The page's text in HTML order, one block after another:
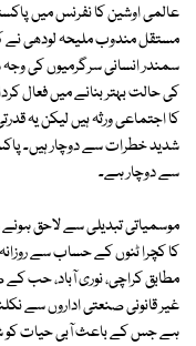
عالمی اوشین کا نفرنس میں
مستقل مندوب ملیحہ لودھی نے
سمندر انسانی سرگرمیوں کی
کی حالت بہتر بنانے میں فعال
کا اجتماعی ورثہ ہیں لیکن یہ
سے دوچار ہے۔
موسمیاتی تبدیلی سے لاحق ہونے
کا کچرا ٹنوں کے حساب سے
مطابق کراچی، نوری آباد، حب کے
غیر قانونی صنعتی اداروں سے
ہے جس کے باعث آبی حیات کو